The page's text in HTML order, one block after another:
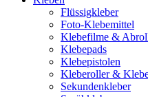
Flüssigkleber
Foto-Klebemittel
Klebefilme &
Klebepads
Klebepistolen
Kleberoller &
Sekundenkleber